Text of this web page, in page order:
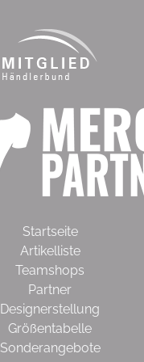
Startseite
Artikelliste
Teamshops
Partner
Designerstellung
Größentabelle
Sonderangebote